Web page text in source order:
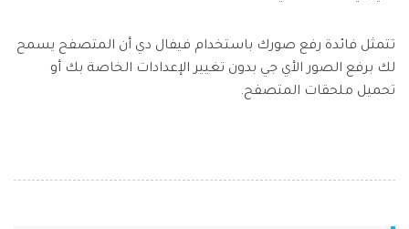
تتمثل فائدة رفع صورك باستخدام فيفال دي أن المتصفح يسمح
لك برفع الصور الأي جي بدون تغيير الإعدادات الخاصة بك أو
تحميل ملحقات المتصفح.